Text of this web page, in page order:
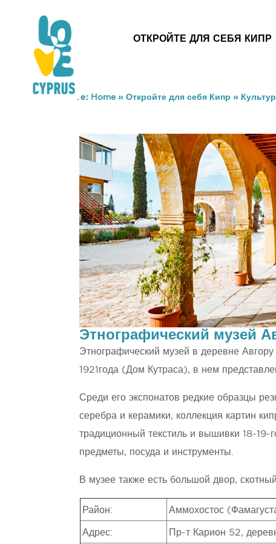
ОТКРОЙТЕ ДЛЯ СЕБЯ КИПР
You are here: Home» Откройте для себя Кипр »
Этнографический музей
Этнографический музей в деревне
1921года (Дом Кутраса), в нем
Среди его экспонатов редкие образцы
серебра и керамики, коллекция картин
традиционный текстиль и вышивки 18-19-
предметы, посуда и инструменты.
В музее также есть большой двор,
Район: Аммохостос
Адрес: Пр-т Карион 52,